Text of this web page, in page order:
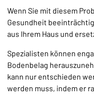
Wenn Sie mit diesem
Gesundheit
aus Ihrem Haus und
Spezialisten können
Bodenbelag
kann nur entschieden
werden muss, indem er